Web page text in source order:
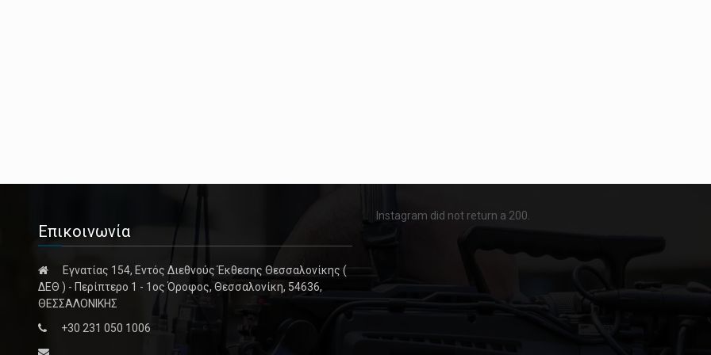
Επικοινωνία
Εγνατίας 154, Εντός Διεθνούς Έκθεσης Θεσσαλονίκης (
ΔΕΘ ) - Περίπτερο 1 - 1ος Όροφος, Θεσσαλονίκη, 54636,
ΘΕΣΣΑΛΟΝΙΚΗΣ
+30 231 050 1006
Instagram did not return a 200.